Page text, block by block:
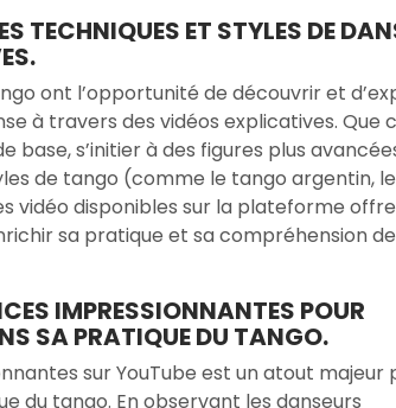
TECHNIQUES ET STYLES DE
ont l’opportunité de découvrir et
à travers des vidéos explicatives. Que
s’initier à des figures plus
de tango (comme le tango argentin,
vidéo disponibles sur la plateforme
sa pratique et sa compréhension
IMPRESSIONNANTES POUR
SA PRATIQUE DU TANGO.
sur YouTube est un atout majeur
du tango. En observant les danseurs